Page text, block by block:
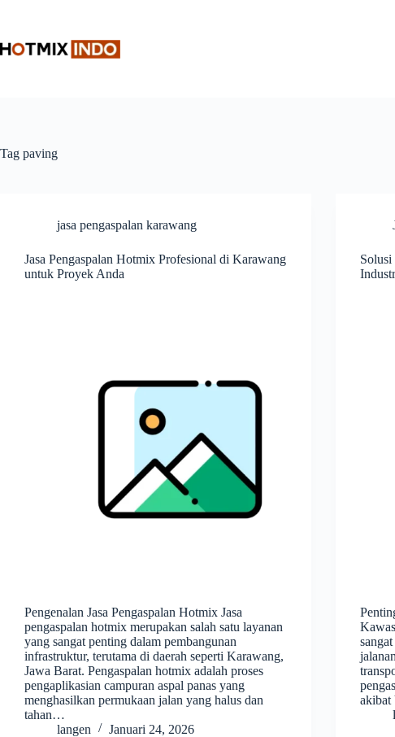
Tag paving
jasa pengaspalan karawang
Jasa Pengaspalan Hotmix Profesional di Karawang
untuk Proyek Anda
Pengenalan Jasa Pengaspalan Hotmix Jasa
pengaspalan hotmix merupakan salah satu layanan
yang sangat penting dalam pembangunan
infrastruktur, terutama di daerah seperti Karawang,
Jawa Barat. Pengaspalan hotmix adalah proses
pengaplikasian campuran aspal panas yang
menghasilkan permukaan jalan yang halus dan
tahan…
langen
Januari 24, 2026
Solusi
akibat